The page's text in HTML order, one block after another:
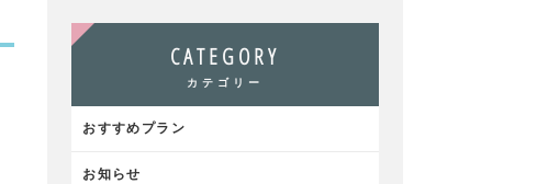
CATEGORY
カテゴリー
おすすめプラン
お知らせ